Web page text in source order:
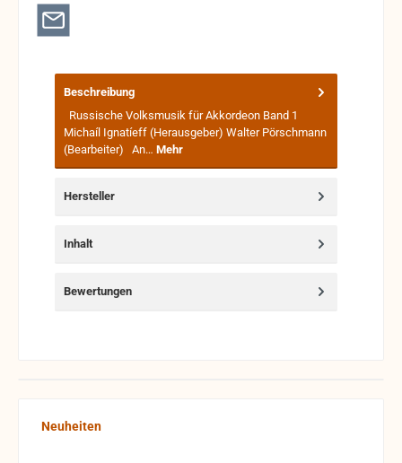
Beschreibung
Russische Volksmusik für Akkordeon Band 1
Michaíl Ignatíeff (Herausgeber) Walter Pörschmann
(Bearbeiter) An… Mehr
Hersteller
Inhalt
Bewertungen
Produktgalerie überspringen
Neuheiten